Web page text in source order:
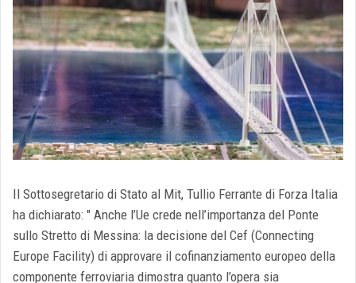
Il Sottosegretario di Stato al Mit, Tullio Ferrante di Forza Italia
ha dichiarato: " Anche l’Ue crede nell’importanza del Ponte
sullo Stretto di Messina: la decisione del Cef (Connecting
Europe Facility) di approvare il cofinanziamento europeo della
componente ferroviaria dimostra quanto l’opera sia